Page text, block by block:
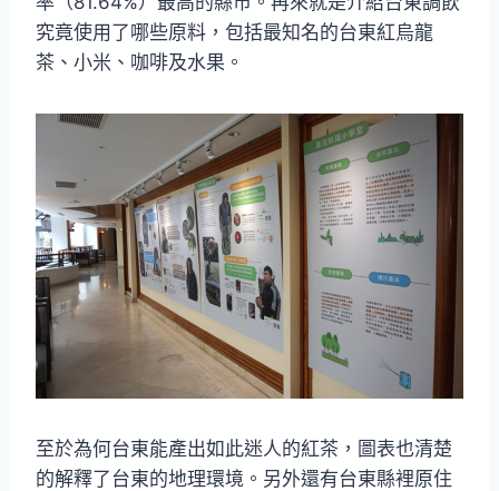
究竟使用了哪些原料，包括最知名的台東紅烏龍
茶、小米、咖啡及水果。
至於為何台東能產出如此迷人的紅茶，圖表也清楚
的解釋了台東的地理環境。另外還有台東縣裡原住